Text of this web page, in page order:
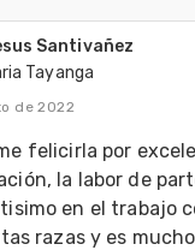
Santivañez
Tayanga
de 2022
felicirla por
la labor de
en el trabajo
razas y es